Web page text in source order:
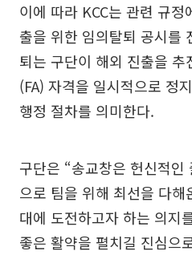
이에 따라 KCC는 관련 규
출을 위한 임의탈퇴 공시를
퇴는 구단이 해외 진출을
(FA) 자격을 일시적으로 정
행정 절차를 의미한다.
구단은 “송교창은 헌신적
으로 팀을 위해 최선을 다
대에 도전하고자 하는 의지
좋은 활약을 펼치길 진심으